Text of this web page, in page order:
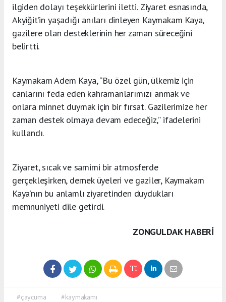
ilgiden dolayı teşekkürlerini iletti. Ziyaret esnasında,
Akyiğit’in yaşadığı anıları dinleyen Kaymakam Kaya,
gazilere olan desteklerinin her zaman süreceğini
belirtti.
Kaymakam Adem Kaya, “Bu özel gün, ülkemiz için
canlarını feda eden kahramanlarımızı anmak ve
onlara minnet duymak için bir fırsat. Gazilerimize her
zaman destek olmaya devam edeceğiz,” ifadelerini
kullandı.
Ziyaret, sıcak ve samimi bir atmosferde
gerçekleşirken, dernek üyeleri ve gaziler, Kaymakam
Kaya’nın bu anlamlı ziyaretinden duydukları
memnuniyeti dile getirdi.
ZONGULDAK HABERİ
#çaycuma #kaymakamı